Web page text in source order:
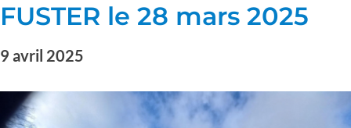
FUSTER le 28 mars 2025
9 avril 2025